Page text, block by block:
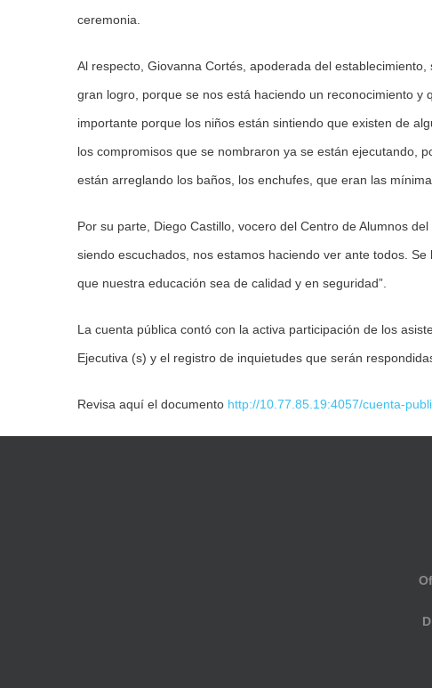
ceremonia.
Al respecto, Giovanna Cortés, apoderada del
gran logro, porque se nos está haciendo un reconocimiento
importante porque los niños están sintiendo que existen de
los compromisos que se nombraron ya se están ejecutando,
están arreglando los baños, los enchufes, que eran las
Por su parte, Diego Castillo, vocero del Centro de Alumnos
siendo escuchados, nos estamos haciendo ver ante todos.
que nuestra educación sea de calidad y en seguridad”.
La cuenta pública contó con la activa participación de los
Ejecutiva (s) y el registro de inquietudes que serán
Revisa aquí el documento http://10.77.85.19:4057/cuenta-